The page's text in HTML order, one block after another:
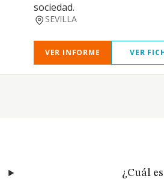
sociedad.
SEVILLA
VER INFORME VER
¿Cuál